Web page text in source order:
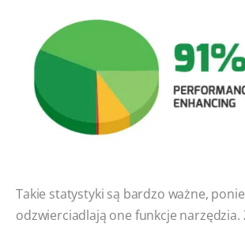
Takie statystyki są bardzo ważne,
odzwierciadlają one funkcje narzędzia.